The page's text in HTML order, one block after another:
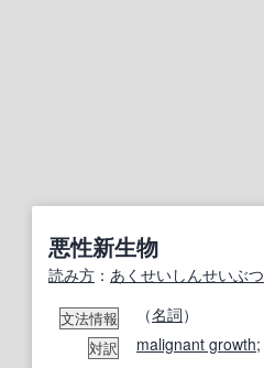
悪性新生物
読み方 ： あくせいしんせいぶつ
文法情報 （名詞）
対訳 malignant growth;